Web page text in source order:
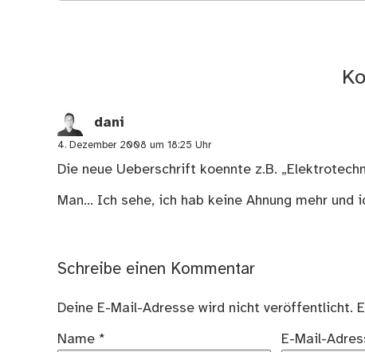
dani
4. Dezember 2008 um 18:25 Uhr
Die neue Ueberschrift koennte z.B.
Man… Ich sehe, ich hab keine Ahnung mehr
Schreibe einen Kommentar
Deine E-Mail-Adresse wird nicht veröffentlicht.
Name * E-Mail-